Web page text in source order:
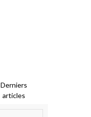
Derniers
articles